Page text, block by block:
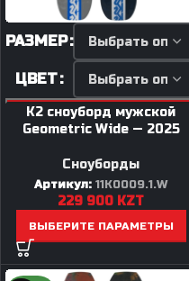
РАЗМЕР
ЦВЕТ
K2 сноуборд мужской
Geometric Wide — 2025
Сноуборды
Артикул:11K0009.1.W
229 900 KZT
ВЫБЕРИТЕ ПАРАМЕТРЫ